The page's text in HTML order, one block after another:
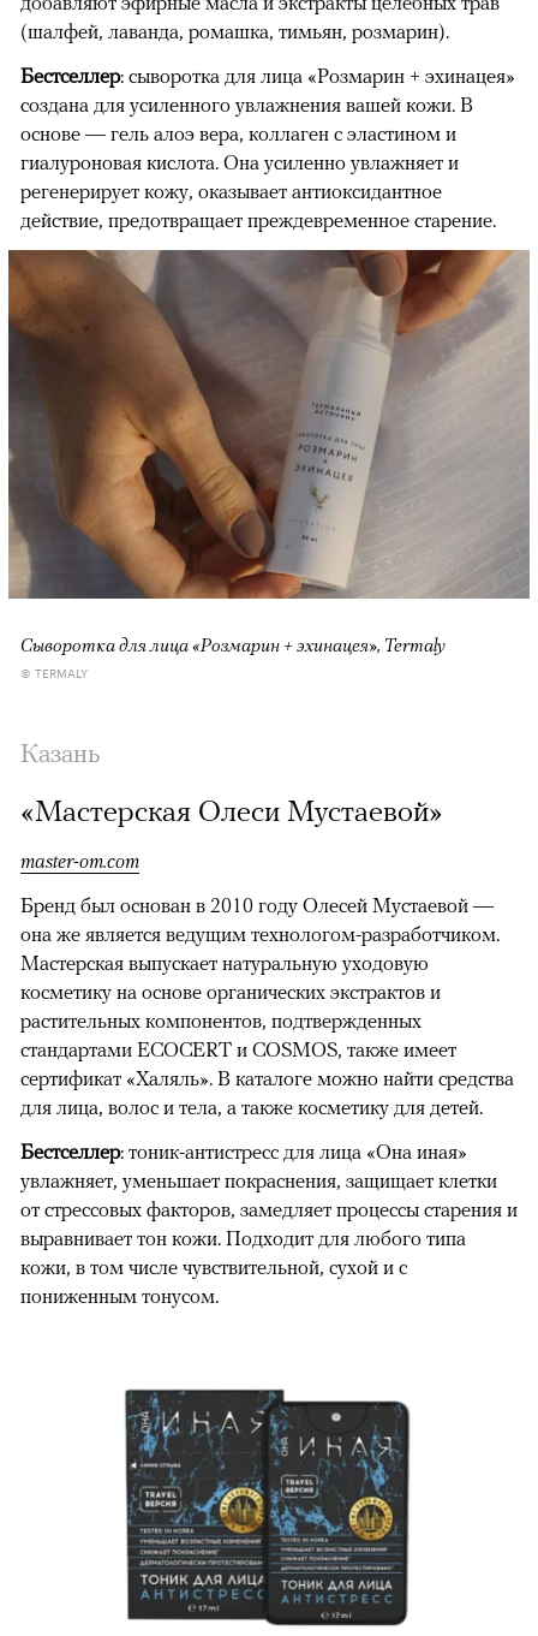
(шалфей, лаванда, ромашка, тимьян, розмарин).
Бестселлер: cыворотка для лица «Розмарин + эхинацея»
создана для усиленного увлажнения вашей кожи. В
основе — гель алоэ вера, коллаген с эластином и
гиалуроновая кислота. Она усиленно увлажняет и
регенерирует кожу, оказывает антиоксидантное
действие, предотвращает преждевременное старение.
Сыворотка для лица «Розмарин + эхинацея», Termaly
© TERMALY
Казань
«Мастерская Олеси Мустаевой»
master-om.com
Бренд был основан в 2010 году Олесей Мустаевой —
она же является ведущим технологом-разработчиком.
Мастерская выпускает натуральную уходовую
косметику на основе органических экстрактов и
растительных компонентов, подтвержденных
стандартами ECOCERT и COSMOS, также имеет
сертификат «Халяль». В каталоге можно найти средства
для лица, волос и тела, а также косметику для детей.
Бестселлер: тоник-антистресс для лица «Она иная»
увлажняет, уменьшает покраснения, защищает клетки
от стрессовых факторов, замедляет процессы старения и
выравнивает тон кожи. Подходит для любого типа
кожи, в том числе чувствительной, сухой и с
пониженным тонусом.